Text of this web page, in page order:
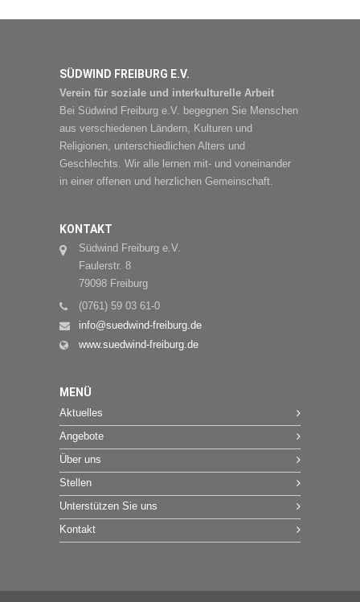
SÜDWIND FREIBURG E.V.
Verein für soziale und interkulturelle Arbeit
Bei Südwind Freiburg e.V. begegnen Sie Menschen
aus verschiedenen Ländern, Kulturen und
Religionen, unterschiedlichen Alters und
Geschlechts. Wir alle lernen mit- und voneinander
in einer offenen und herzlichen Gemeinschaft.
KONTAKT
Südwind Freiburg e.V.
Faulerstr. 8
79098 Freiburg
(0761) 59 03 61-0
info@suedwind-freiburg.de
www.suedwind-freiburg.de
MENÜ
Aktuelles
Angebote
Über uns
Stellen
Unterstützen Sie uns
Kontakt